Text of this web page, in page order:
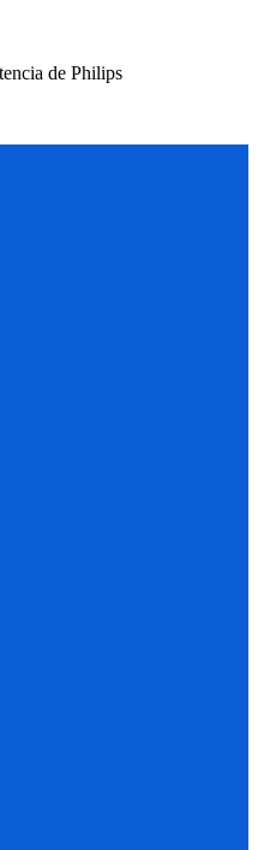
de Philips